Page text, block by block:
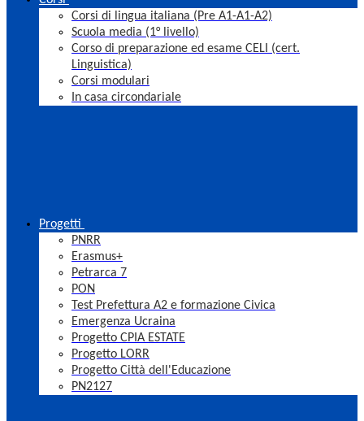
Corsi di lingua italiana (Pre A1-A1-A2)
Scuola media (1° livello)
Corso di preparazione ed esame CELI (cert.
Linguistica)
Corsi modulari
In casa circondariale
Progetti
PNRR
Erasmus+
Petrarca 7
PON
Test Prefettura A2 e formazione Civica
Emergenza Ucraina
Progetto CPIA ESTATE
Progetto LORR
Progetto Città dell'Educazione
PN2127